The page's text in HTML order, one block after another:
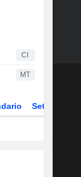
CI
MT
Settore